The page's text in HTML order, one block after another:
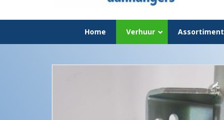
Home Verhuur Assortiment